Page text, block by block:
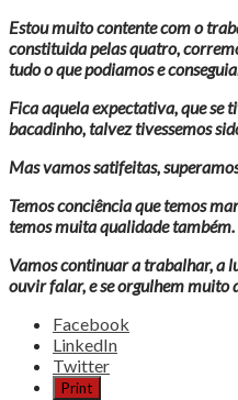
Estou muito contente com o
constituida pelas quatro,
tudo o que podiamos e
Fica aquela expectativa, que se
bacadinho, talvez tivessemos
Mas vamos satifeitas,
Temos conciência que temos
temos muita qualidade também.
Vamos continuar a trabalhar, a
ouvir falar, e se orgulhem muito
Share
post
"PORTUGAL,
Facebook
LinkedIn
Twitter
Print